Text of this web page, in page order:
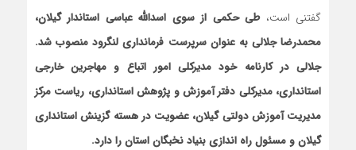
گفتنی است، طی حکمی از سوی اسدالله عباسی استاندار گیلان،
محمدرضا جلالی به عنوان سرپرست فرمانداری لنگرود منصوب شد.
جلالی در کارنامه خود مدیرکلی امور اتباع و مهاجرین خارجی
استانداری، مدیرکلی دفتر آموزش و پژوهش استانداری، ریاست مرکز
مدیریت آموزش دولتی گیلان، عضویت در هسته گزینش استانداری
گیلان و مسئول راه اندازی بنیاد نخبگان استان را دارد.